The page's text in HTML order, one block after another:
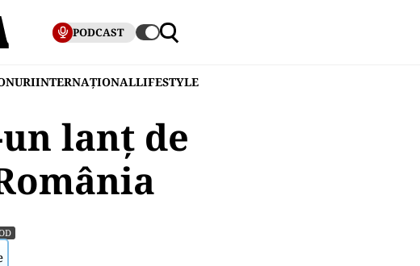
PODCAST
INTERNAȚIONALLIFESTYLE
lanț de